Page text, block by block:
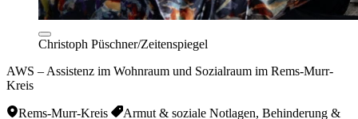
Christoph Püschner/Zeitenspiegel
AWS – Assistenz im Wohnraum und Sozialraum im Rems-Murr-
Kreis
Rems-Murr-Kreis
Armut & soziale Notlagen, Behinderung &